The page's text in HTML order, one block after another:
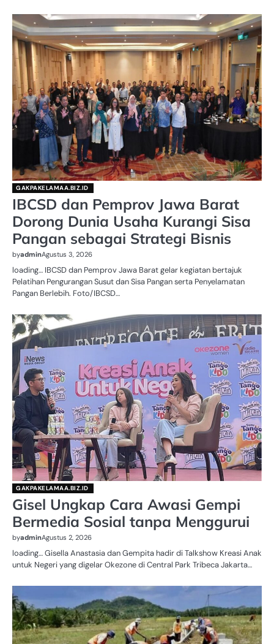
GAKPAKELAMAA.BIZ.ID
IBCSD dan Pemprov Jawa Barat
Dorong Dunia Usaha Kurangi Sisa
Pangan sebagai Strategi Bisnis
byadminAgustus 3, 2026
loading… IBCSD dan Pemprov Jawa Barat gelar kegiatan bertajuk
Pelatihan Pengurangan Susut dan Sisa Pangan serta Penyelamatan
Pangan Berlebih. Foto/IBCSD…
GAKPAKELAMAA.BIZ.ID
Gisel Ungkap Cara Awasi Gempi
Bermedia Sosial tanpa Menggurui
byadminAgustus 2, 2026
loading… Gisella Anastasia dan Gempita hadir di Talkshow Kreasi Anak
untuk Negeri yang digelar Okezone di Central Park Tribeca Jakarta…